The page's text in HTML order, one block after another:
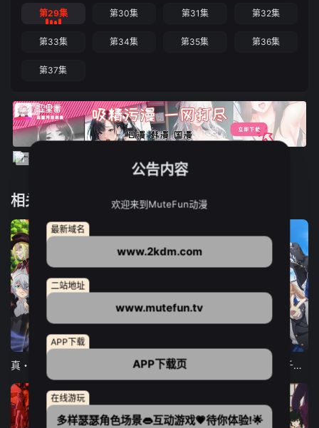
第29集 第30集 第31集 第32集
第33集 第34集 第35集 第36集
第37集
相关推荐
12集全
东京猫猫 NEW～♡ 弹珠汽水瓶里的千岁同学
公告内容
欢迎来到MuteFun动漫
最新域名
www.2kdm.com
二站地址
www.mutefun.tv
APP下载
APP下载页
在线游玩
多样瑟瑟角色场景👄互动游戏💗待你体验!🌟